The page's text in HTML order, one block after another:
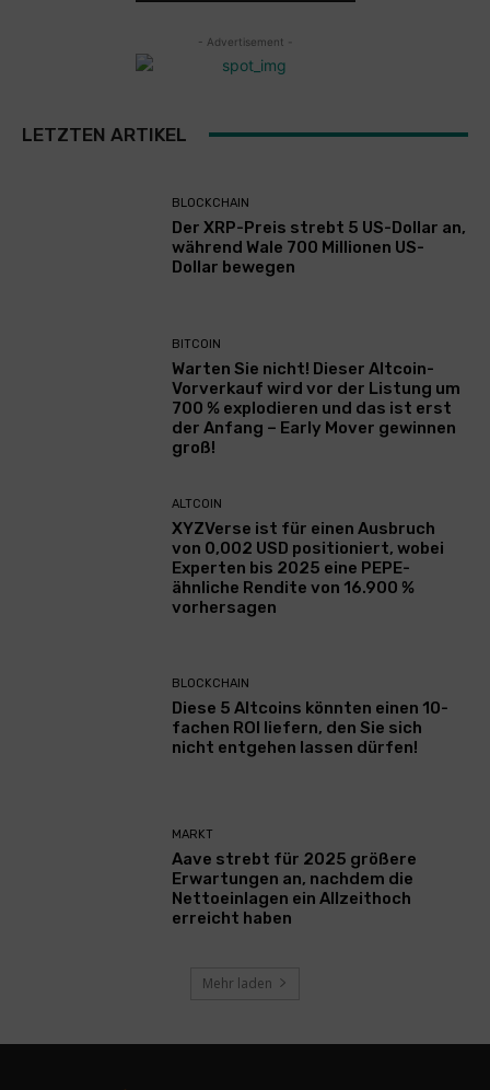
- Advertisement -
LETZTEN ARTIKEL
BLOCKCHAIN
Der XRP-Preis strebt 5 US-Dollar an,
während Wale 700 Millionen US-
Dollar bewegen
BITCOIN
Warten Sie nicht! Dieser Altcoin-
Vorverkauf wird vor der Listung um
700 % explodieren und das ist erst
der Anfang – Early Mover gewinnen
groß!
ALTCOIN
XYZVerse ist für einen Ausbruch
von 0,002 USD positioniert, wobei
Experten bis 2025 eine PEPE-
ähnliche Rendite von 16.900 %
vorhersagen
BLOCKCHAIN
Diese 5 Altcoins könnten einen 10-
fachen ROI liefern, den Sie sich
nicht entgehen lassen dürfen!
MARKT
Aave strebt für 2025 größere
Erwartungen an, nachdem die
Nettoeinlagen ein Allzeithoch
erreicht haben
Mehr laden